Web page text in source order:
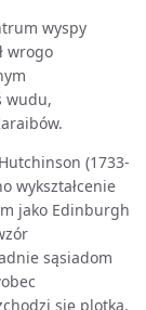
wyspy
wrogo
wudu,
(1733-
wykształcenie
jako Edinburgh
sąsiadom
się plotka,